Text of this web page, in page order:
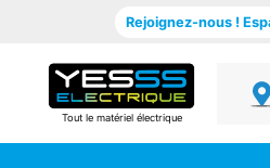
Rejoignez-nous !
Tout le matériel électrique